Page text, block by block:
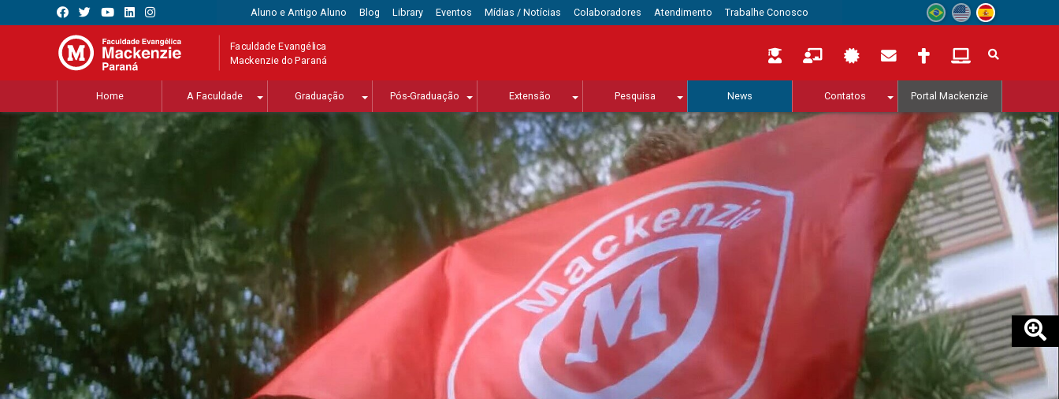
Aluno e Antigo Aluno Blog Library Eventos Mídias / Notícias Colaboradores Atendimento Trabalhe Conosco
Faculdade Evangélica
Mackenzie do Paraná
Home A Faculdade Graduação Pós-Graduação Extensão Pesquisa News Contatos Portal Mackenzie